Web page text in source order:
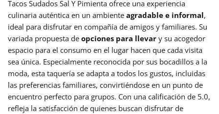
Tacos Sudados Sal Y Pimienta ofrece una experiencia
culinaria auténtica en un ambiente agradable e informal,
ideal para disfrutar en compañía de amigos y familiares. Su
variada propuesta de opciones para llevar y su acogedor
espacio para el consumo en el lugar hacen que cada visita
sea única. Especialmente reconocida por sus bocadillos a la
moda, esta taquería se adapta a todos los gustos, incluidas
las preferencias familiares, convirtiéndose en un punto de
encuentro perfecto para grupos. Con una calificación de 5.0,
refleja la satisfacción de quienes buscan disfrutar de